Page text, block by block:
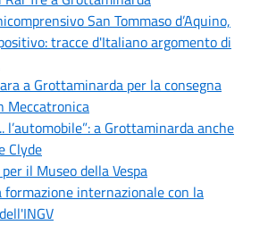
San Tommaso d’Aquino,
tracce d'Italiano argomento di
a Grottaminarda per la consegna
Meccatronica
l’automobile”: a Grottaminarda anche
Clyde
il Museo della Vespa
internazionale con la